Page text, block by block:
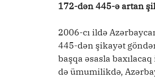
172-dən 445-ə artan
2006-cı ildə
445-dən şikayət
başqa əsasla
də ümumilikdə,